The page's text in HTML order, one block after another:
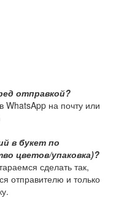
отправкой?
на почту или
в букет по
цветов/упаковка)?
сделать так,
отправителю и только